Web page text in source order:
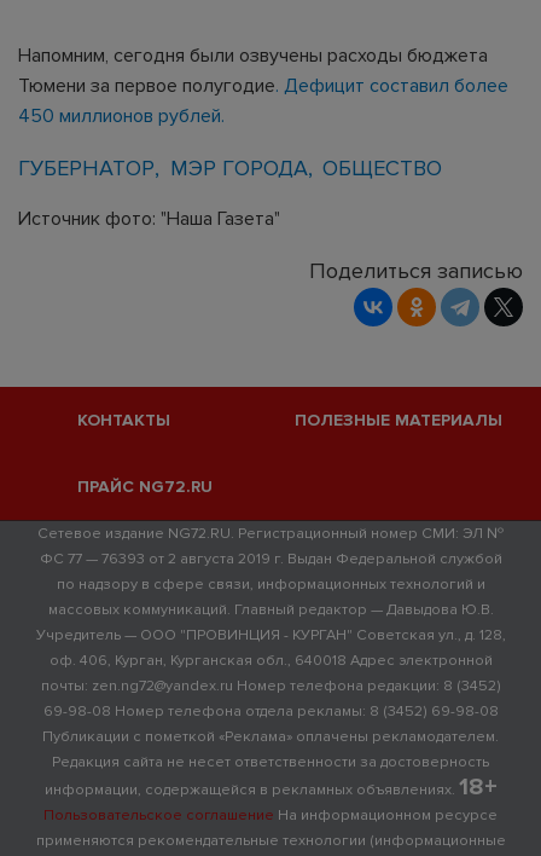
Напомним, сегодня были озвучены расходы бюджета
Тюмени за первое полугодие. Дефицит составил более
450 миллионов рублей.
ГУБЕРНАТОР МЭР ГОРОДА ОБЩЕСТВО
Источник фото: "Наша Газета"
Поделиться записью
КОНТАКТЫ ПОЛЕЗНЫЕ МАТЕРИАЛЫ
ПРАЙС NG72.RU
Сетевое издание NG72.RU. Регистрационный номер СМИ: ЭЛ №
ФС 77 — 76393 от 2 августа 2019 г. Выдан Федеральной службой
по надзору в сфере связи, информационных технологий и
массовых коммуникаций. Главный редактор — Давыдова Ю.В.
Учредитель — ООО "ПРОВИНЦИЯ - КУРГАН" Советская ул., д. 128,
оф. 406, Курган, Курганская обл., 640018 Адрес электронной
почты: zen.ng72@yandex.ru Номер телефона редакции: 8 (3452)
69-98-08 Номер телефона отдела рекламы: 8 (3452) 69-98-08
Публикации с пометкой «Реклама» оплачены рекламодателем.
Редакция сайта не несет ответственности за достоверность
информации, содержащейся в рекламных объявлениях. 18+
Пользовательское соглашение На информационном ресурсе
применяются рекомендательные технологии (информационные